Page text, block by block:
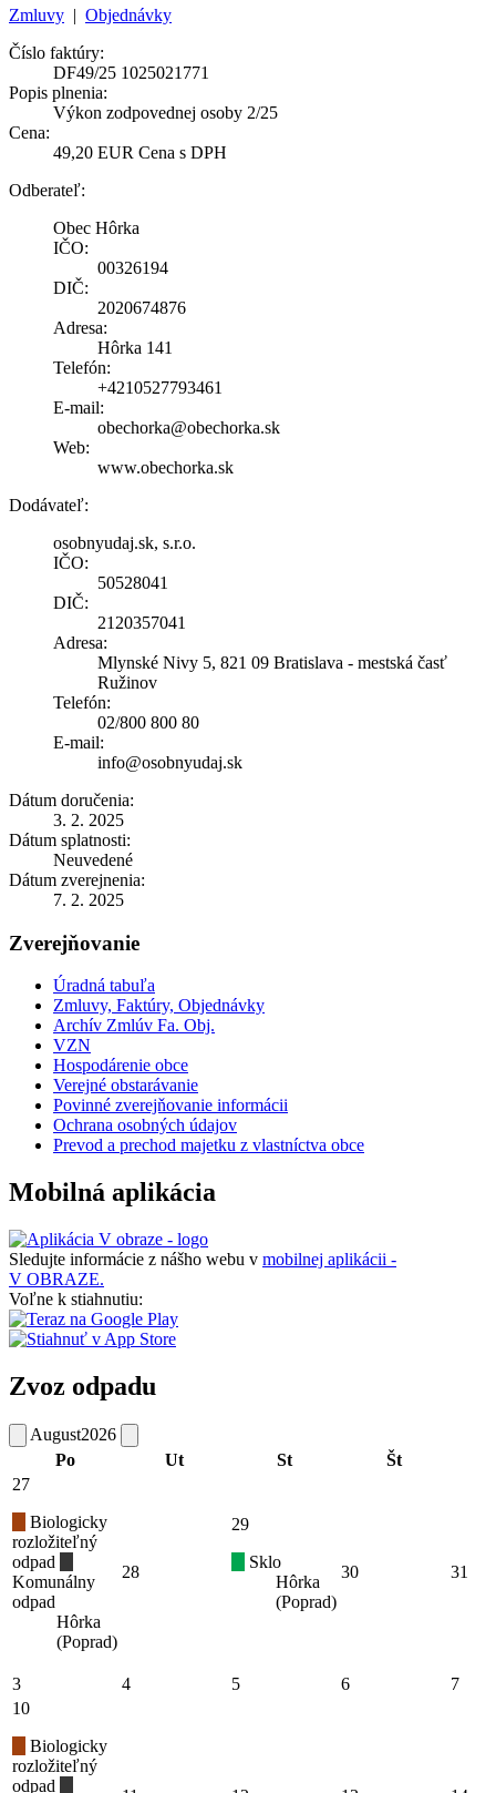
Zmluvy | Objednávky
Číslo faktúry:
DF49/25 1025021771
Popis plnenia:
Výkon zodpovednej osoby 2/25
Cena:
49,20 EUR Cena s DPH
Odberateľ:
Obec Hôrka
IČO:
00326194
DIČ:
2020674876
Adresa:
Hôrka 141
Telefón:
+4210527793461
E-mail:
obechorka@obechorka.sk
Web:
www.obechorka.sk
Dodávateľ:
osobnyudaj.sk, s.r.o.
IČO:
50528041
DIČ:
2120357041
Adresa:
Mlynské Nivy 5, 821 09 Bratislava - mestská časť
Ružinov
Telefón:
02/800 800 80
E-mail:
info@osobnyudaj.sk
Dátum doručenia:
3. 2. 2025
Dátum splatnosti:
Neuvedené
Dátum zverejnenia:
7. 2. 2025
Zverejňovanie
Úradná tabuľa
Zmluvy, Faktúry, Objednávky
Archív Zmlúv Fa. Obj.
VZN
Hospodárenie obce
Verejné obstarávanie
Povinné zverejňovanie informácii
Ochrana osobných údajov
Prevod a prechod majetku z vlastníctva obce
Mobilná aplikácia
Sledujte informácie z nášho webu v mobilnej aplikácii -
V OBRAZE.
Voľne k stiahnutiu:
Zvoz odpadu
August2026
Po
Ut St Št
27
Biologicky
rozložiteľný
odpad
Komunálny
odpad
Hôrka
(Poprad)
28
29
Sklo
Hôrka
(Poprad)
30 31
3 4 5 6
7
10
Biologicky
rozložiteľný
odpad